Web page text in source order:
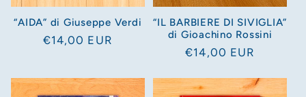
“AIDA” di Giuseppe Verdi
Prezzo
€14,00 EUR
“IL BARBIERE DI SIVIGLIA”
di Gioachino Rossini
Prezzo
listino
€14,00 EUR